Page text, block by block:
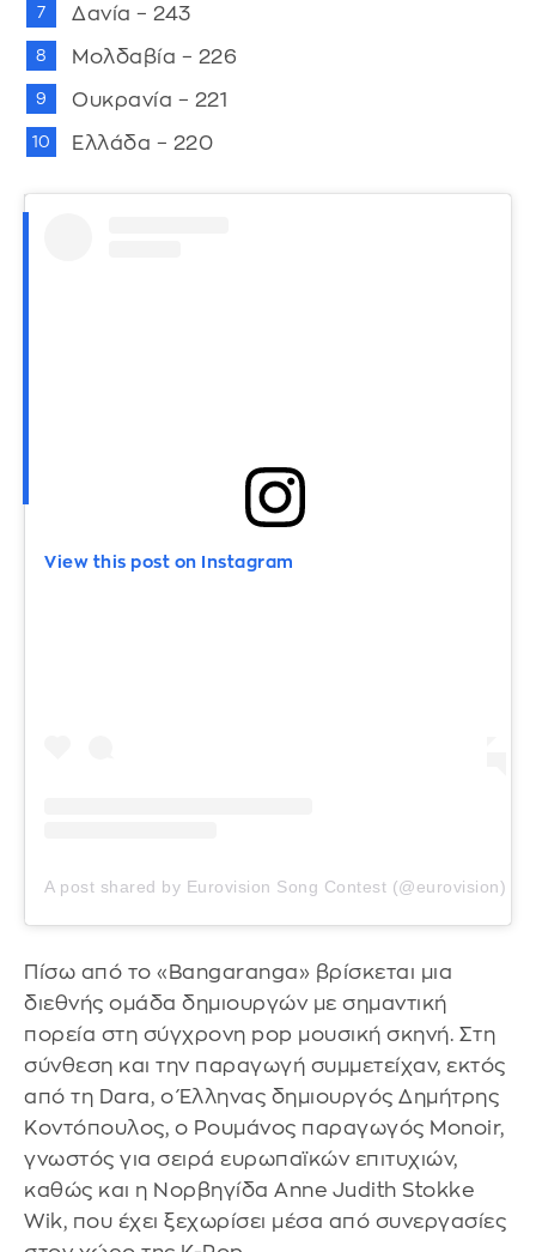
Δανία – 243
Μολδαβία – 226
Ουκρανία – 221
Ελλάδα – 220
View this post on Instagram
A post shared by Eurovision Song Contest (@eurovision)
Πίσω από το «Bangaranga» βρίσκεται μια
διεθνής ομάδα δημιουργών με σημαντική
πορεία στη σύγχρονη pop μουσική σκηνή. Στη
σύνθεση και την παραγωγή συμμετείχαν, εκτός
από τη Dara, ο Έλληνας δημιουργός Δημήτρης
Κοντόπουλος, ο Ρουμάνος παραγωγός Monoir,
γνωστός για σειρά ευρωπαϊκών επιτυχιών,
καθώς και η Νορβηγίδα Anne Judith Stokke
Wik, που έχει ξεχωρίσει μέσα από συνεργασίες